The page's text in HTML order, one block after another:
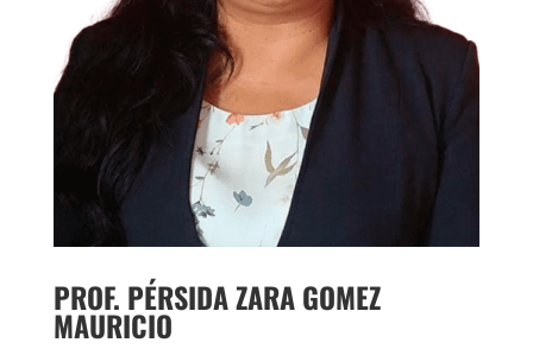
PROF. PÉRSIDA ZARA GOMEZ
MAURICIO